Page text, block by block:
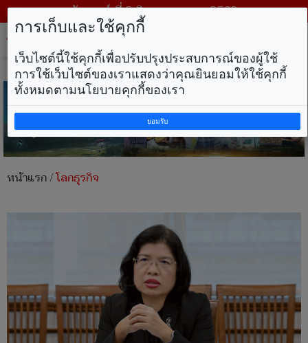
วันเสาร์ ที่ 8 สิงหาคม พ.ศ. 2569
หน้าแรก/โลกธุรกิจ
การเก็บและใช้คุกกี้
เว็บไซต์นี้ใช้คุกกี้เพื่อปรับปรุงประสบการณ์ของผู้ใช้
การใช้เว็บไซต์ของเราแสดงว่าคุณยินยอมให้ใช้คุกกี้
ทั้งหมดตามนโยบายคุกกี้ของเรา
ยอมรับ